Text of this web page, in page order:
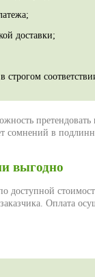
доставки;
сомнений в
выгодно
доступной
Оплата